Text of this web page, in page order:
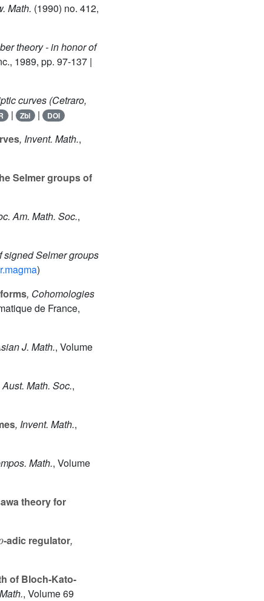
Math. (1990) no. 412,
theory - in honor of
1989, pp. 97-137 |
curves (Cetraro,
| Zbl | DOI
, Invent. Math.,
Selmer groups of
Am. Math. Soc.,
signed Selmer groups
)
, Cohomologies
de France,
J. Math., Volume
Aust. Math. Soc.,
, Invent. Math.,
Math., Volume
theory for
-adic regulator,
of Bloch-Kato-
, Volume 69